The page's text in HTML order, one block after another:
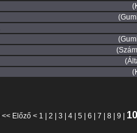
<< Előző< 1 2 3 4| 5 6 7 8| 9 10